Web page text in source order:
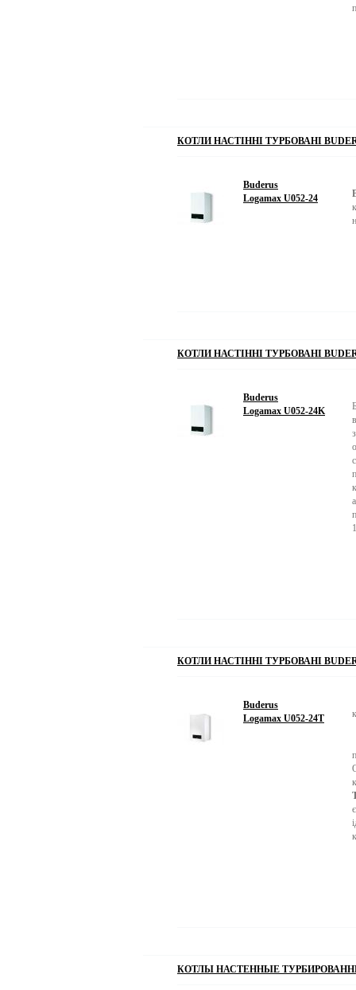
КОТЛИ НАСТІННІ ТУРБОВАНІ
Buderus
Logamax U052-24
КОТЛИ НАСТІННІ ТУРБОВАНІ
Buderus
Logamax U052-24K
КОТЛИ НАСТІННІ ТУРБОВАНІ
Buderus
Logamax U052-24T
КОТЛЫ НАСТЕННЫЕ ТУРБИРОВАННЫЕ